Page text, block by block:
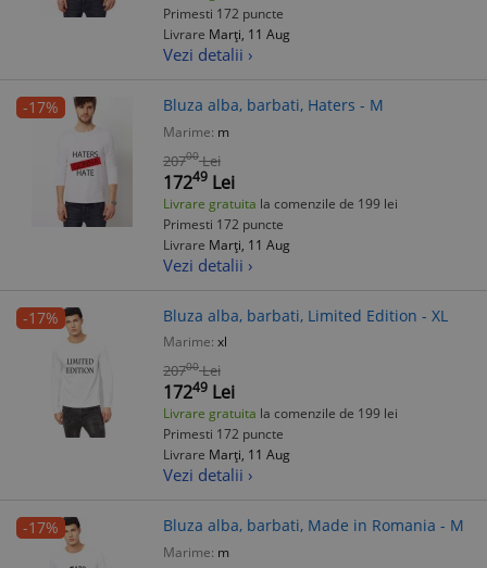
Primesti 172 puncte
Livrare Marți, 11 Aug
Vezi detalii ›
-17% Bluza alba, barbati, Haters - M
Marime: m
20700 Lei
17249 Lei
Livrare gratuita la comenzile de 199 lei
Primesti 172 puncte
Livrare Marți, 11 Aug
Vezi detalii ›
-17% Bluza alba, barbati, Limited Edition - XL
Marime: xl
20700 Lei
17249 Lei
Livrare gratuita la comenzile de 199 lei
Primesti 172 puncte
Livrare Marți, 11 Aug
Vezi detalii ›
-17% Bluza alba, barbati, Made in Romania - M
Marime: m